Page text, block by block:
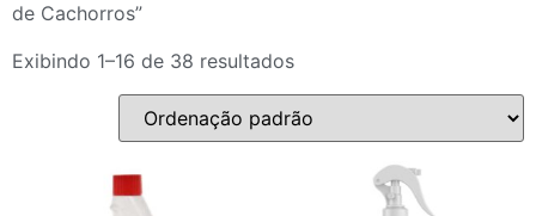
de Cachorros”
Exibindo 1–16 de 38 resultados